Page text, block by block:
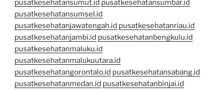
pusatkesehatansumut.id pusatkesehatansumbar.id
pusatkesehatansumsel.id
pusatkesehatanjawatengah.id pusatkesehatanriau.id
pusatkesehatanjambi.id pusatkesehatanbengkulu.id
pusatkesehatanmaluku.id
pusatkesehatanmalukuutara.id
pusatkesehatangorontalo.id pusatkesehatansabang.id
pusatkesehatanmedan.id pusatkesehatanbinjai.id